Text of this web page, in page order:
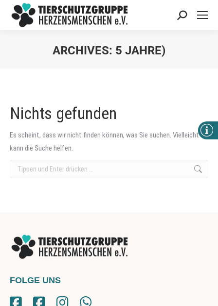
Search:
ARCHIVES: 5 JAHRE)
Nichts gefunden
Es scheint, dass wir nicht finden können, was Sie suchen. Vielleicht
kann die Suche helfen.
Search:
FOLGE UNS